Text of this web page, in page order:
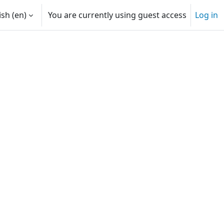
‎(en)‎ You are currently using guest access Log in